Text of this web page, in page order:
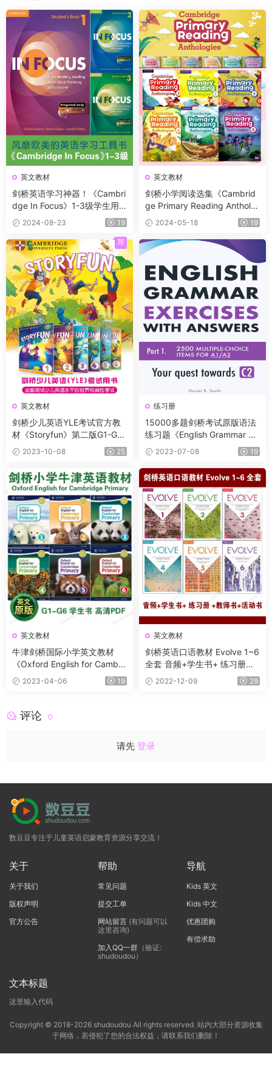
英文教材
剑桥英语学习神器！《Cambri
dge In Focus》1-3级学生用
书+教师用书+音频
2024-08-23 19
英文教材
剑桥小学阅读选集《Cambrid
ge Primary Reading Antholo
gies》6册 A0-B1+ 学生书+音
频
2024-05-18 19
英文教材
剑桥少儿英语YLE考试官方教
材《Storyfun》第二版G1-G6
全套资料 学生书+教师书+手
册+音频
2023-10-08 25
荐
练习册
15000多题剑桥考试原版语法
练习题《English Grammar Ex
ercises with Answers》共5部
分包含答案 每级完美对标剑桥
等级设计
2023-07-08 19
英文教材
牛津剑桥国际小学英文教材
《Oxford English for Cambri
dge Primary》1-6 在家也能
轻松自学的英语入门教材
2023-04-06 19
英文教材
剑桥英语口语教材 Evolve 1~6
全套 音频+学生书+ 练习册
+教师书+活动书
2022-12-09 29
评论 0
请先 登录
数豆豆专注于儿童英语启蒙教育资源分享交流！
关于
关于我们
版权声明
官方公告
帮助
常见问题
提交工单
网站留言(有问题可以
这里咨询)
加入QQ一群（验证:
shudoudou）
导航
Kids 英文
Kids 中文
优惠团购
有偿求助
文本标题
这里输入代码
Copyright © 2018-2026 shudoudou All rights reserved. 站内大部分资源收集
于网络，若侵犯了您的合法权益，请联系我们删除！